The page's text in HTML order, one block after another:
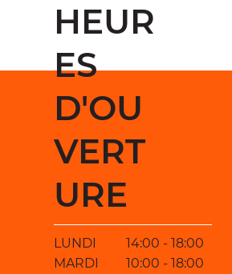
HEUR
ES
D'OU
VERT
URE
LUNDI
MARDI
14:00 - 18:00
10:00 - 18:00